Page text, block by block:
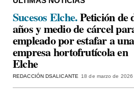
Sucesos Elche.Petición de
años y medio de cárcel
empleado por estafar a una
empresa hortofrutícola en
Elche
REDACCIÓN DSALICANTE 18 de marzo de 2026